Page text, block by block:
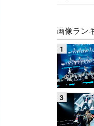
画像ラン